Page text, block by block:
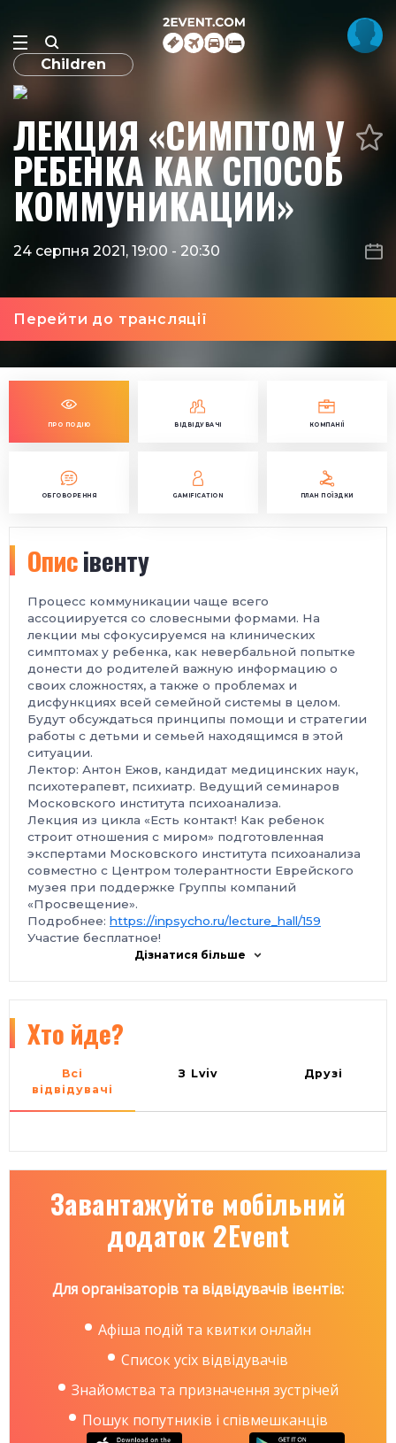
Children
ЛЕКЦИЯ «СИМПТОМ У
РЕБЕНКА КАК СПОСОБ
КОММУНИКАЦИИ»
24 серпня 2021, 19:00 - 20:30
Перейти до трансляції
ПРО ПОДІЮ ВІДВІДУВАЧІ КОМПАНІЇ
ОБГОВОРЕННЯ GAMIFICATION ПЛАН ПОЇЗДКИ
Описівенту
Процесс коммуникации чаще всего
ассоциируется со словесными формами. На
лекции мы сфокусируемся на клинических
симптомах у ребенка, как невербальной попытке
донести до родителей важную информацию о
своих сложностях, а также о проблемах и
дисфункциях всей семейной системы в целом.
Будут обсуждаться принципы помощи и стратегии
работы с детьми и семьей находящимся в этой
ситуации.
Лектор: Антон Ежов, кандидат медицинских наук,
психотерапевт, психиатр. Ведущий семинаров
Московского института психоанализа.
Лекция из цикла «Есть контакт! Как ребенок
строит отношения с миром» подготовленная
экспертами Московского института психоанализа
совместно с Центром толерантности Еврейского
музея при поддержке Группы компаний
«Просвещение».
Подробнее: https://inpsycho.ru/lecture_hall/159
Участие бесплатное!
Участие очно и онлайн
Еврейского музея по адресу:
г. Москва, ул. Образцова, д. 11, стр. 1А вход с
Дізнатися більше
Хто йде?
Всі
відвідувачі
З Lviv Друзі
Завантажуйте мобільний
додаток 2Event
Для організаторів та відвідувачів івентів:
Афіша подій та квитки онлайн
Список усіх відвідувачів
Знайомства та призначення зустрічей
Пошук попутників і співмешканців